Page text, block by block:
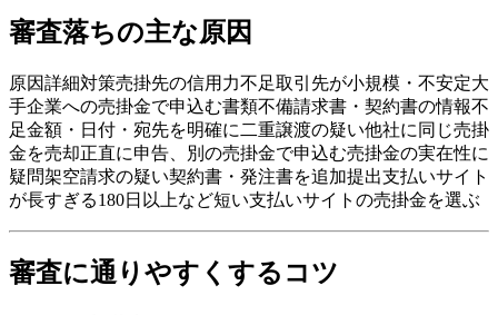
審査落ちの主な原因
原因詳細対策売掛先の信用力不足取引先が小規模・不安定大
手企業への売掛金で申込む書類不備請求書・契約書の情報不
足金額・日付・宛先を明確に二重譲渡の疑い他社に同じ売掛
金を売却正直に申告、別の売掛金で申込む売掛金の実在性に
疑問架空請求の疑い契約書・発注書を追加提出支払いサイト
が長すぎる180日以上など短い支払いサイトの売掛金を選ぶ
審査に通りやすくするコツ